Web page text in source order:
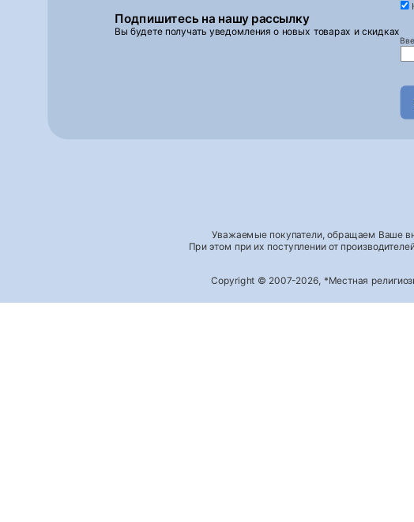
Подпишитесь на нашу рассылку
Вы будете получать уведомления о новых товарах и скидках
Уважаемые покупатели, обращаем Ваше
При этом при их поступлении от
Copyright © 2007-2026, *Местная